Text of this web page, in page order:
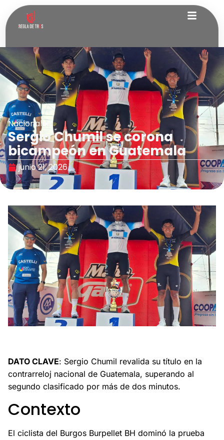
Nacionales
Sergio Chumil se corona
bicampeón en Guatemala
junio 21, 2026
DATO CLAVE: Sergio Chumil revalida su título en la
contrarreloj nacional de Guatemala, superando al
segundo clasificado por más de dos minutos.
Contexto
El ciclista del Burgos Burpellet BH dominó la prueba